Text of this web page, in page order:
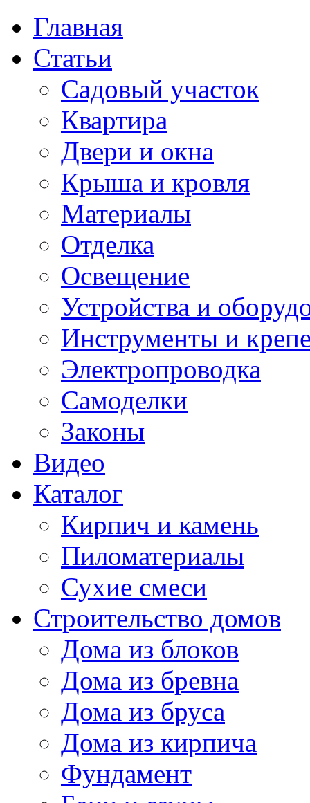
Главная
Статьи
Садовый участок
Квартира
Двери и окна
Крыша и кровля
Материалы
Отделка
Освещение
Устройства и
Инструменты и
Электропроводка
Самоделки
Законы
Видео
Каталог
Кирпич и камень
Пиломатериалы
Сухие смеси
Строительство домов
Дома из блоков
Дома из бревна
Дома из бруса
Дома из кирпича
Фундамент